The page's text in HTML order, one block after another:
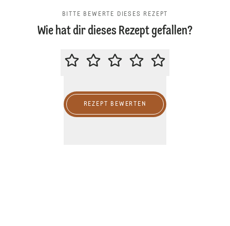
BITTE BEWERTE DIESES REZEPT
Wie hat dir dieses Rezept gefallen?
BITTE BEWERTE DIESES REZEPT
REZEPT BEWERTEN